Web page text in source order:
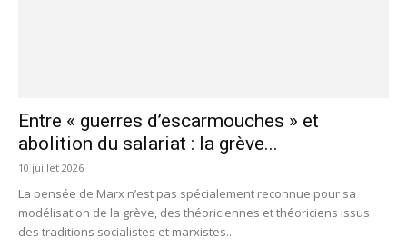
Entre « guerres d’escarmouches » et
abolition du salariat : la grève...
10 juillet 2026
La pensée de Marx n’est pas spécialement reconnue pour sa
modélisation de la grève, des théoriciennes et théoriciens issus
des traditions socialistes et marxistes...